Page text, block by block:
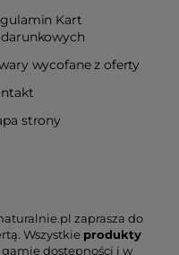
Kart
wycofane z oferty
strony
zaprasza do
Wszystkie produkty
dostępności i w